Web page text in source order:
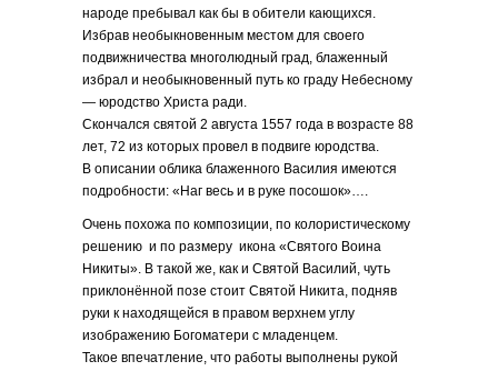
народе пребывал как бы в обители кающихся.
Избрав необыкновенным местом для своего
подвижничества многолюдный град, блаженный
избрал и необыкновенный путь ко граду Небесному
— юродство Христа ради.
Скончался святой 2 августа 1557 года в возрасте 88
лет, 72 из которых провел в подвиге юродства.
В описании облика блаженного Василия имеются
подробности: «Наг весь и в руке посошок»….
Очень похожа по композиции, по колористическому
решению и по размеру икона «Святого Воина
Никиты». В такой же, как и Святой Василий, чуть
приклонённой позе стоит Святой Никита, подняв
руки к находящейся в правом верхнем углу
изображению Богоматери с младенцем.
Такое впечатление, что работы выполнены рукой